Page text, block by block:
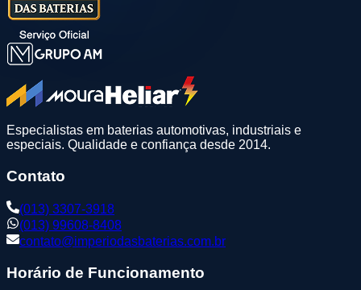
Especialistas em baterias automotivas, industriais e
especiais. Qualidade e confiança desde 2014.
Contato
(013) 3307-3918
(013) 99608-8408
contato@imperiodasbaterias.com.br
Horário de Funcionamento